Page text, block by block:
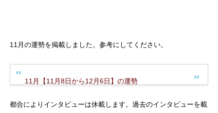
11月の運勢を掲載しました。参考にしてください。
11月【11月8日から12月6日】の運勢
都合によりインタビューは休載します。過去のインタビューを載